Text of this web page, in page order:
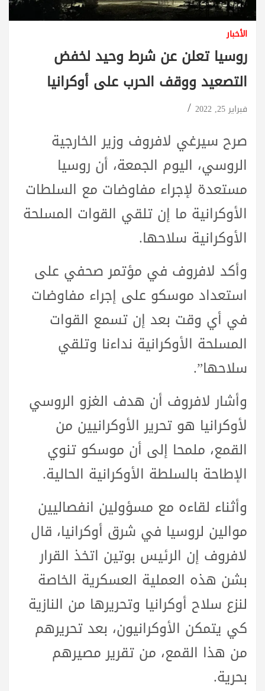
الأخبار
روسيا تعلن عن شرط وحيد لخفض
التصعيد ووقف الحرب على أوكرانيا
فبراير 25, 2022
صرح سيرغي لافروف وزير الخارجية
الروسي، اليوم الجمعة، أن روسيا
مستعدة لإجراء مفاوضات مع السلطات
الأوكرانية ما إن تلقي القوات المسلحة
الأوكرانية سلاحها.
وأكد لافروف في مؤتمر صحفي على
استعداد موسكو على إجراء مفاوضات
في أي وقت بعد إن تسمع القوات
المسلحة الأوكرانية نداءنا وتلقي
سلاحها”.
وأشار لافروف أن هدف الغزو الروسي
لأوكرانيا هو تحرير الأوكرانيين من
القمع، ملمحا إلى أن موسكو تنوي
الإطاحة بالسلطة الأوكرانية الحالية.
وأثناء لقاءه مع مسؤولين انفصاليين
موالين لروسيا في شرق أوكرانيا، قال
لافروف إن الرئيس بوتين اتخذ القرار
بشن هذه العملية العسكرية الخاصة
لنزع سلاح أوكرانيا وتحريرها من النازية
كي يتمكن الأوكرانيون، بعد تحريرهم
من هذا القمع، من تقرير مصيرهم
بحرية.